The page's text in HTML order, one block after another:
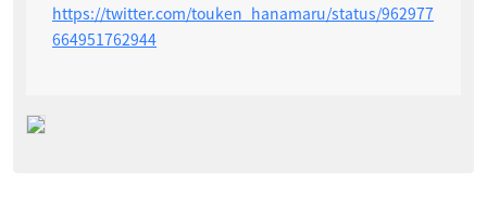
https://twitter.com/touken_hanamaru/status/962977
664951762944